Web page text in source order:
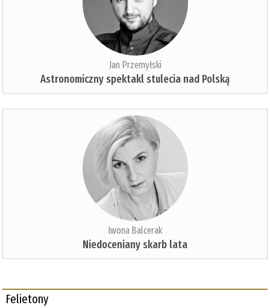
Jan Przemyłski
Astronomiczny spektakl stulecia nad Polską
Iwona Balcerak
Niedoceniany skarb lata
Felietony